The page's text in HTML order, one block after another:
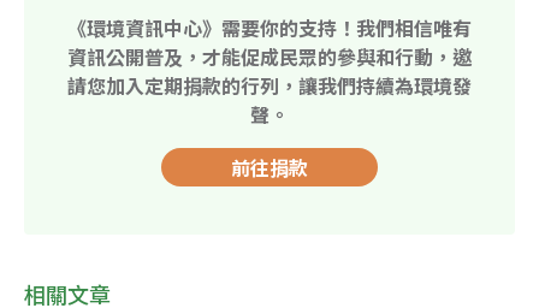
《環境資訊中心》需要你的支持！我們相信唯有
資訊公開普及，才能促成民眾的參與和行動，邀
請您加入定期捐款的行列，讓我們持續為環境發
聲。
前往捐款
相關文章